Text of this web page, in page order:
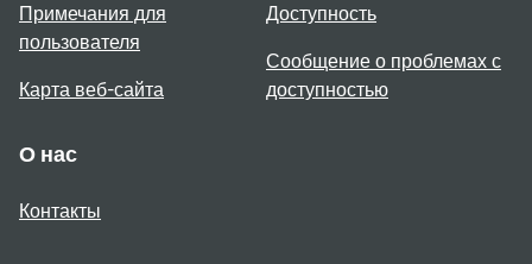
Примечания для
пользователя
Карта веб-сайта
Доступность
Сообщение о проблемах с
доступностью
О нас
Контакты